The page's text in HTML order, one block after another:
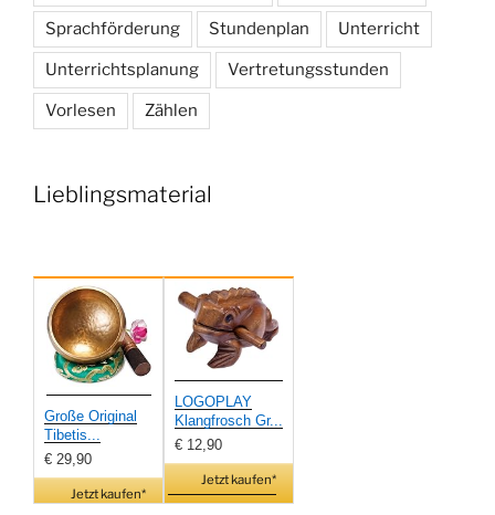
Sprachförderung Stundenplan Unterricht
Unterrichtsplanung Vertretungsstunden
Vorlesen Zählen
Lieblingsmaterial
Große Original
Tibetis...
€ 29,90
Jetzt kaufen*
LOGOPLAY
Klangfrosch Gr...
€ 12,90
Jetzt kaufen*